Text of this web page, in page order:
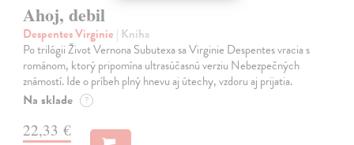
Ahoj, debil
Despentes Virginie | Kniha
Po trilógii Život Vernona Subutexa sa Virginie Despentes vracia s
románom, ktorý pripomína ultrasúčasnú verziu Nebezpečných
známostí. Ide o príbeh plný hnevu aj útechy, vzdoru aj prijatia.
Na sklade ?
22,33 €